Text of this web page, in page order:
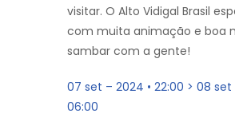
visitar. O Alto Vidigal Brasil
com muita animação e boa
sambar com a gente!
07 set – 2024 • 22:00 > 08 set
06:00